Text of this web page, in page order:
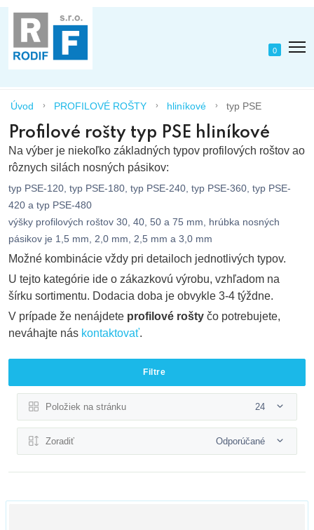
0
Úvod PROFILOVÉ ROŠTY hliníkové typ PSE
Profilové rošty typ PSE hliníkové
Na výber je niekoľko základných typov profilových roštov ao
rôznych silách nosných pásikov:
typ PSE-120, typ PSE-180, typ PSE-240, typ PSE-360, typ PSE-
420 a typ PSE-480
výšky profilových roštov 30, 40, 50 a 75 mm, hrúbka nosných
pásikov je 1,5 mm, 2,0 mm, 2,5 mm a 3,0 mm
Možné kombinácie vždy pri detailoch jednotlivých typov.
U tejto kategórie ide o zákazkovú výrobu, vzhľadom na
šírku sortimentu. Dodacia doba je obvykle 3-4 týždne.
V prípade že nenájdete profilové rošty čo potrebujete,
neváhajte nás kontaktovať.
Filtre
Položiek na stránku 24
Zoradiť Odporúčané